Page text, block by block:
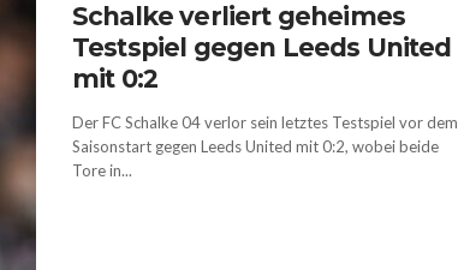
Schalke verliert geheimes
Testspiel gegen Leeds United
mit 0:2
Der FC Schalke 04 verlor sein letztes Testspiel vor dem
Saisonstart gegen Leeds United mit 0:2, wobei beide
Tore in...